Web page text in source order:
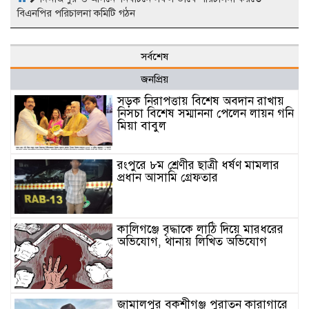
বিএনপির পরিচালনা কমিটি গঠন
সর্বশেষ
জনপ্রিয়
সড়ক নিরাপত্তায় বিশেষ অবদান রাখায়
নিসচা বিশেষ সম্মাননা পেলেন লায়ন গনি
মিয়া বাবুল
রংপুরে ৮ম শ্রেণীর ছাত্রী ধর্ষণ মামলার
প্রধান আসামি গ্রেফতার
কালিগঞ্জে বৃদ্ধাকে লাঠি দিয়ে মারধরের
অভিযোগ, থানায় লিখিত অভিযোগ
জামালপুর বকশীগঞ্জ পুরাতন কারাগারে